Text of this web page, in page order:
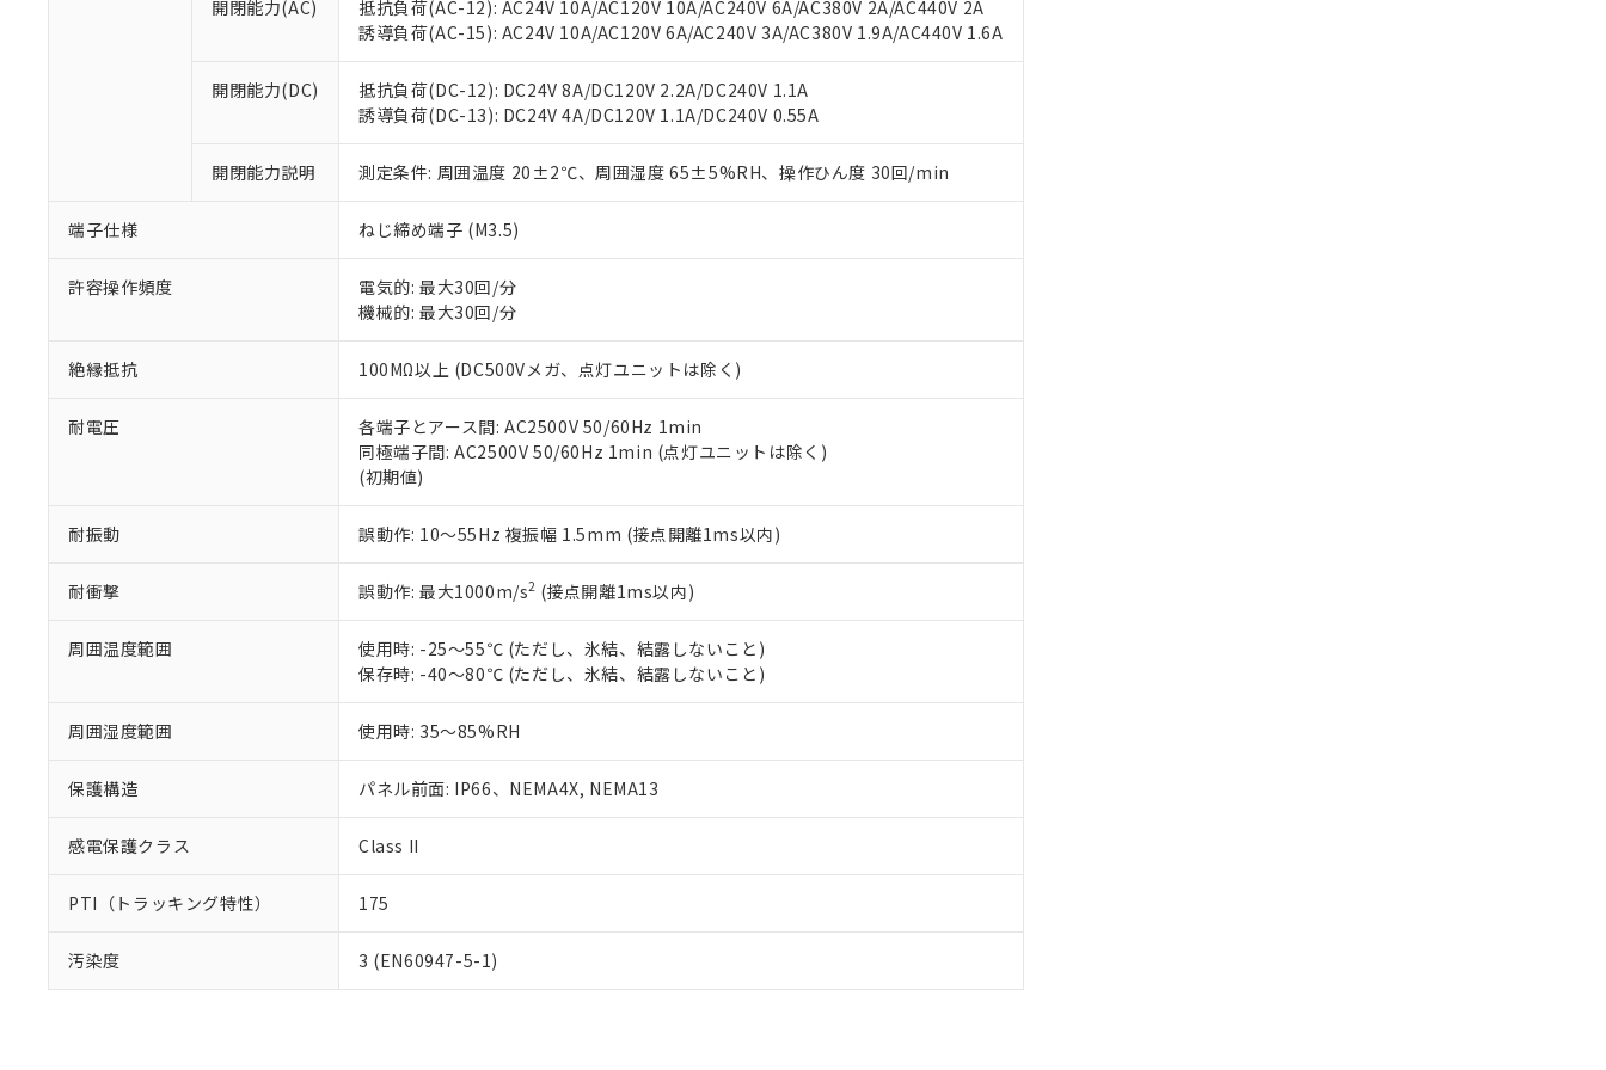
開閉能力(AC)
抵抗負荷(AC-12): AC24V 10A/AC120V 10A/AC240V 6A/AC380V 2A/AC440V 2A
誘導負荷(AC-15): AC24V 10A/AC120V 6A/AC240V 3A/AC380V 1.9A/AC440V 1.6A
開閉能力(DC)
抵抗負荷(DC-12): DC24V 8A/DC120V 2.2A/DC240V 1.1A
誘導負荷(DC-13): DC24V 4A/DC120V 1.1A/DC240V 0.55A
開閉能力説明 測定条件: 周囲温度 20±2℃、周囲湿度 65±5%RH、操作ひん度 30回/min
端子仕様 ねじ締め端子 (M3.5)
許容操作頻度
電気的: 最大30回/分
機械的: 最大30回/分
絶縁抵抗 100MΩ以上 (DC500Vメガ、点灯ユニットは除く)
耐電圧
各端子とアース間: AC2500V 50/60Hz 1min
同極端子間: AC2500V 50/60Hz 1min (点灯ユニットは除く)
(初期値)
耐振動 誤動作: 10～55Hz 複振幅 1.5mm (接点開離1ms以内)
耐衝撃 誤動作: 最大1000m/s2 (接点開離1ms以内)
周囲温度範囲
使用時: -25～55℃ (ただし、氷結、結露しないこと)
保存時: -40～80℃ (ただし、氷結、結露しないこと)
周囲湿度範囲 使用時: 35～85%RH
保護構造 パネル前面: IP66、NEMA4X, NEMA13
感電保護クラス Class II
PTI（トラッキング特性） 175
汚染度 3 (EN60947-5-1)
お客様が当ウェブサイト上で当社にご登録された部品リストについて、当社および当社の共同利用者
が、当社の製品・サービスに関するお客様との取引・商談に必要な範囲で利用することをご了承くだ
さい。
※当社の共同利用者とは、"個人情報の共同利用に関して"
いる法人を指します。
※3 非含有証明書ダウンロード
下記の非含有証明書をダウンロードすることができます。
EU RoHS指令（10物質）の非含有証明書
51物質の非含有証明書（当社基準）
※本証明書は発行日時点で非含有を証明するもので、過去に遡って非含有を証明するものではありません。
また、RoHS指令のフタル酸エステル類４物質の対応では、対応完了までの期間は出荷製品に未対応品が
既に当社にて対応品への在庫切替を完了していることから、特段のことがない限り、2022年1月12日よ
り割愛しております。
「－」：未確認です。当社販売部門へお問い合わせください。
合意する キャンセル
白